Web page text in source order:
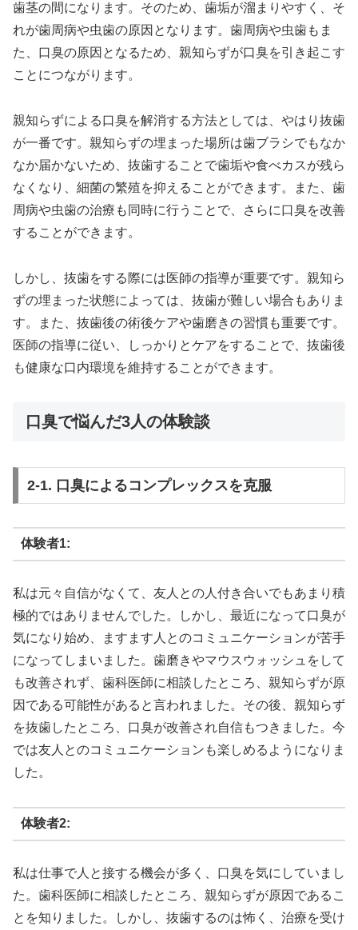
歯茎の間になります。そのため、歯垢が溜まりやすく、そ
れが歯周病や虫歯の原因となります。歯周病や虫歯もま
た、口臭の原因となるため、親知らずが口臭を引き起こす
ことにつながります。
親知らずによる口臭を解消する方法としては、やはり抜歯
が一番です。親知らずの埋まった場所は歯ブラシでもなか
なか届かないため、抜歯することで歯垢や食べカスが残ら
なくなり、細菌の繁殖を抑えることができます。また、歯
周病や虫歯の治療も同時に行うことで、さらに口臭を改善
することができます。
しかし、抜歯をする際には医師の指導が重要です。親知ら
ずの埋まった状態によっては、抜歯が難しい場合もありま
す。また、抜歯後の術後ケアや歯磨きの習慣も重要です。
医師の指導に従い、しっかりとケアをすることで、抜歯後
も健康な口内環境を維持することができます。
口臭で悩んだ3人の体験談
2-1. 口臭によるコンプレックスを克服
体験者1:
私は元々自信がなくて、友人との人付き合いでもあまり積
極的ではありませんでした。しかし、最近になって口臭が
気になり始め、ますます人とのコミュニケーションが苦手
になってしまいました。歯磨きやマウスウォッシュをして
も改善されず、歯科医師に相談したところ、親知らずが原
因である可能性があると言われました。その後、親知らず
を抜歯したところ、口臭が改善され自信もつきました。今
では友人とのコミュニケーションも楽しめるようになりま
した。
体験者2:
私は仕事で人と接する機会が多く、口臭を気にしていまし
た。歯科医師に相談したところ、親知らずが原因であるこ
とを知りました。しかし、抜歯するのは怖く、治療を受け